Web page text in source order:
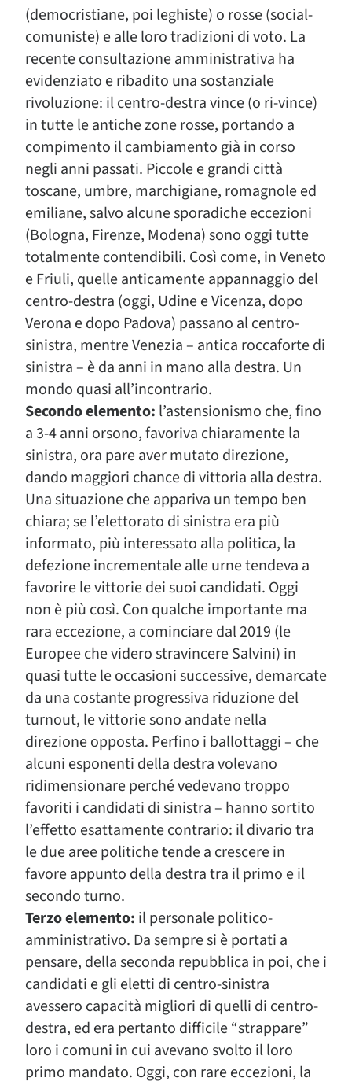
(democristiane, poi leghiste) o rosse (social-
comuniste) e alle loro tradizioni di voto. La
recente consultazione amministrativa ha
evidenziato e ribadito una sostanziale
rivoluzione: il centro-destra vince (o ri-vince)
in tutte le antiche zone rosse, portando a
compimento il cambiamento già in corso
negli anni passati. Piccole e grandi città
toscane, umbre, marchigiane, romagnole ed
emiliane, salvo alcune sporadiche eccezioni
(Bologna, Firenze, Modena) sono oggi tutte
totalmente contendibili. Così come, in Veneto
e Friuli, quelle anticamente appannaggio del
centro-destra (oggi, Udine e Vicenza, dopo
Verona e dopo Padova) passano al centro-
sinistra, mentre Venezia – antica roccaforte di
sinistra – è da anni in mano alla destra. Un
mondo quasi all’incontrario.
Secondo elemento: l’astensionismo che, fino
a 3-4 anni orsono, favoriva chiaramente la
sinistra, ora pare aver mutato direzione,
dando maggiori chance di vittoria alla destra.
Una situazione che appariva un tempo ben
chiara; se l’elettorato di sinistra era più
informato, più interessato alla politica, la
defezione incrementale alle urne tendeva a
favorire le vittorie dei suoi candidati. Oggi
non è più così. Con qualche importante ma
rara eccezione, a cominciare dal 2019 (le
Europee che videro stravincere Salvini) in
quasi tutte le occasioni successive, demarcate
da una costante progressiva riduzione del
turnout, le vittorie sono andate nella
direzione opposta. Perfino i ballottaggi – che
alcuni esponenti della destra volevano
ridimensionare perché vedevano troppo
favoriti i candidati di sinistra – hanno sortito
l’effetto esattamente contrario: il divario tra
le due aree politiche tende a crescere in
favore appunto della destra tra il primo e il
secondo turno.
Terzo elemento: il personale politico-
amministrativo. Da sempre si è portati a
pensare, della seconda repubblica in poi, che i
candidati e gli eletti di centro-sinistra
avessero capacità migliori di quelli di centro-
destra, ed era pertanto difficile “strappare”
loro i comuni in cui avevano svolto il loro
primo mandato. Oggi, con rare eccezioni, la